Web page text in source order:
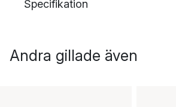
Specifikation
Andra gillade även